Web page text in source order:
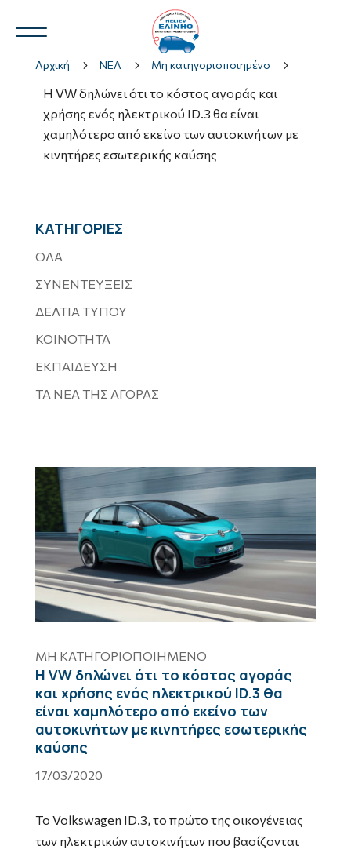
3
3
Αρχική 5 ΝΕΑ 5 Μη κατηγοριοποιημένο 5
Η VW δηλώνει ότι το κόστος αγοράς και
χρήσης ενός ηλεκτρικού ID.3 θα είναι
χαμηλότερο από εκείνο των αυτοκινήτων με
κινητήρες εσωτερικής καύσης
ΚΑΤΗΓΟΡΙΕΣ
ΟΛΑ
ΣΥΝΕΝΤΕΥΞΕΙΣ
ΔΕΛΤΙΑ ΤΥΠΟΥ
ΚΟΙΝΟΤΗΤΑ
ΕΚΠΑΙΔΕΥΣΗ
ΤΑ ΝΕΑ ΤΗΣ ΑΓΟΡΑΣ
ΜΗ ΚΑΤΗΓΟΡΙΟΠΟΙΗΜΈΝΟ
Η VW δηλώνει ότι το κόστος αγοράς
και χρήσης ενός ηλεκτρικού ID.3 θα
είναι χαμηλότερο από εκείνο των
αυτοκινήτων με κινητήρες εσωτερικής
καύσης
17/03/2020
Το Volkswagen ID.3, το πρώτο της οικογένειας
των ηλεκτρικών αυτοκινήτων που βασίζονται